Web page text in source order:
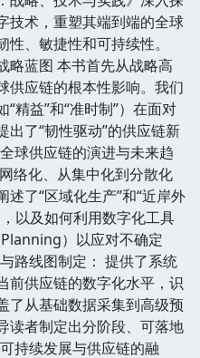
技术，重塑其端到端的全球
、敏捷性和可持续性。
略蓝图 本书首先从战略高
供应链的根本性影响。我们
精益”和“准时制”）在面对
出了“韧性驱动”的供应链新
球供应链的演进与未来趋
络化、从集中化到分散化
了“区域化生产”和“近岸外
以及如何利用数字化工具
）以应对不确定
路线图制定： 提供了系统
前供应链的数字化水平，识
了从基础数据采集到高级预
读者制定出分阶段、可落地
持续发展与供应链的融